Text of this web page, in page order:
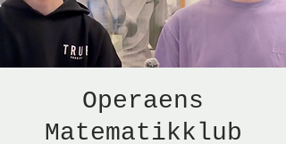
Operaens
Matematikklub